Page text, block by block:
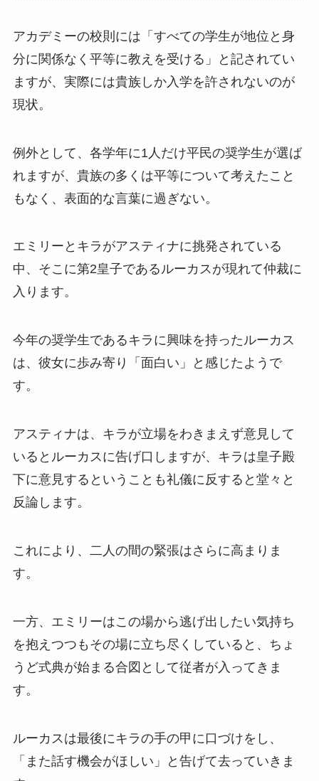
アカデミーの校則には「すべての学生が地位と身
分に関係なく平等に教えを受ける」と記されてい
ますが、実際には貴族しか入学を許されないのが
現状。
例外として、各学年に1人だけ平民の奨学生が選ば
れますが、貴族の多くは平等について考えたこと
もなく、表面的な言葉に過ぎない。
エミリーとキラがアスティナに挑発されている
中、そこに第2皇子であるルーカスが現れて仲裁に
入ります。
今年の奨学生であるキラに興味を持ったルーカス
は、彼女に歩み寄り「面白い」と感じたようで
す。
アスティナは、キラが立場をわきまえず意見して
いるとルーカスに告げ口しますが、キラは皇子殿
下に意見するということも礼儀に反すると堂々と
反論します。
これにより、二人の間の緊張はさらに高まりま
す。
一方、エミリーはこの場から逃げ出したい気持ち
を抱えつつもその場に立ち尽くしていると、ちょ
うど式典が始まる合図として従者が入ってきま
す。
ルーカスは最後にキラの手の甲に口づけをし、
「また話す機会がほしい」と告げて去っていきま